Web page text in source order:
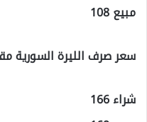
مبيع 108
سعر صرف الليرة السورية
شراء 166